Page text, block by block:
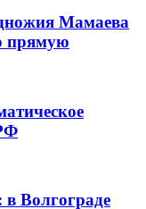
Мамаева
прямую
Волгограде